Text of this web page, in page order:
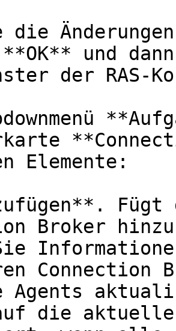
die
und
der RAS-
Elemente:
Fügt
Broker
Connection
Agents
die